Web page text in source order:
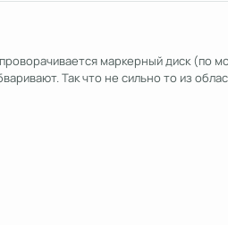
маркерный диск (по
Так что не сильно то из